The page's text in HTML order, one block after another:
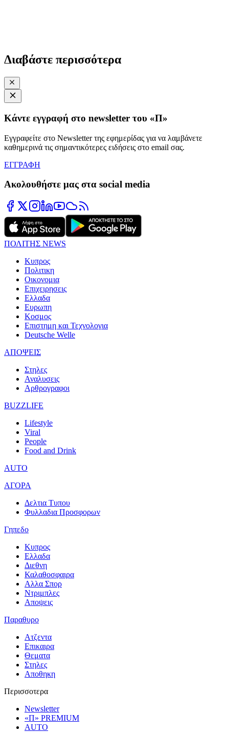
Διαβάστε περισσότερα
Κάντε εγγραφή στο newsletter του «Π»
Εγγραφείτε στο Newsletter της εφημερίδας για να λαμβάνετε
καθημερινά τις σημαντικότερες ειδήσεις στο email σας.
ΕΓΓΡΑΦΗ
Ακολουθήστε μας στα social media
ΠΟΛΙΤΗΣ NEWS
Κυπρος
Πολιτικη
Οικονομια
Επιχειρησεις
Ελλαδα
Ευρωπη
Κοσμος
Επιστημη και Τεχνολογια
Deutsche Welle
ΑΠΟΨΕΙΣ
Στηλες
Αναλυσεις
Αρθρογραφοι
BUZZLIFE
Lifestyle
Viral
People
Food and Drink
AUTO
ΑΓΟΡΑ
Δελτια Τυπου
Φυλλαδια Προσφορων
Γηπεδο
Κυπρος
Ελλαδα
Διεθνη
Καλαθοσφαιρα
Αλλα Σπορ
Ντριμπλες
Αποψεις
Παραθυρο
Ατζεντα
Επικαιρα
Θεματα
Στηλες
Αποθηκη
Περισσοτερα
Newsletter
«Π» PREMIUM
AUTO